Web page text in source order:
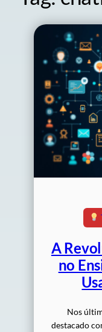
A
no
Nos
destacado